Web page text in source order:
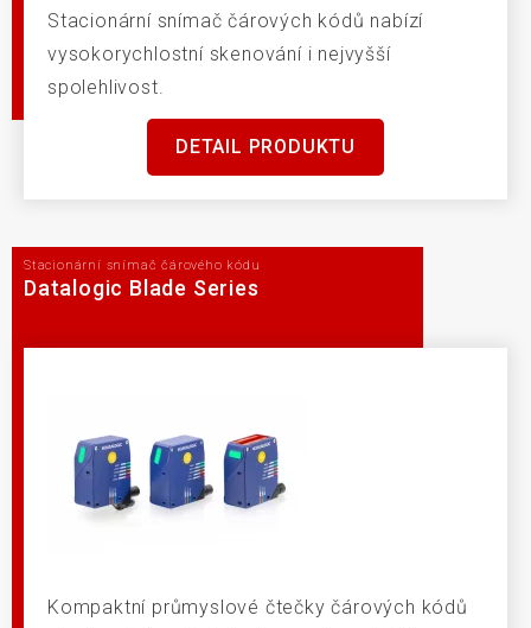
Stacionární snímač čárových kódů nabízí
vysokorychlostní skenování i nejvyšší
spolehlivost.
DETAIL PRODUKTU
Stacionární snímač čárového kódu
Datalogic Blade Series
Kompaktní průmyslové čtečky čárových kódů